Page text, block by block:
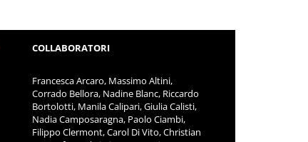
COLLABORATORI
Francesca Arcaro, Massimo Altini,
Corrado Bellora, Nadine Blanc, Riccardo
Bortolotti, Manila Calipari, Giulia Calisti,
Nadia Camposaragna, Paolo Ciambi,
Filippo Clermont, Carol Di Vito, Christian